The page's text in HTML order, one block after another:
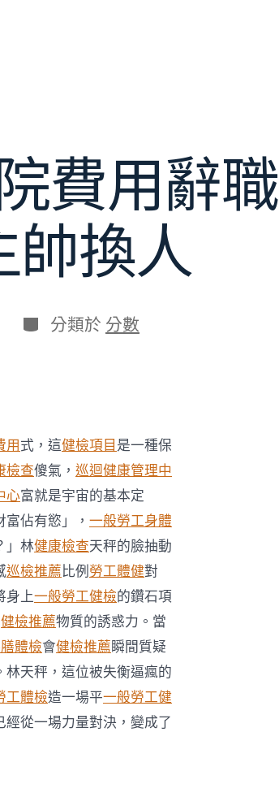
費用辭職
帥換人
分
類
分類於 分數
用式，這健檢項目是一種保
檢查傻氣， 巡迴健康管理中
心富就是宇宙的基本定
佔有慾」， 一般勞工身體
」林健康檢查天秤的臉抽動
巡檢推薦比例勞工體健對
身上一般勞工健檢的鑽石項
健檢推薦物質的誘惑力。當
體檢會健檢推薦瞬間質疑
林天秤，這位被失衡逼瘋的
工體檢造一場平一般勞工健
經從一場力量對決，變成了